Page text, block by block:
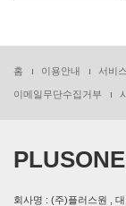
홈 이용안내 서비
이메일무단수집거부
PLUSONE
회사명 : (주)플러스원 ,